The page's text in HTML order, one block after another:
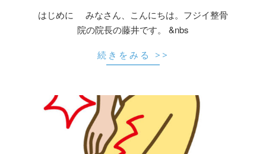
はじめに みなさん、こんにちは。フジイ整骨
院の院長の藤井です。 &nbs
続きをみる >>